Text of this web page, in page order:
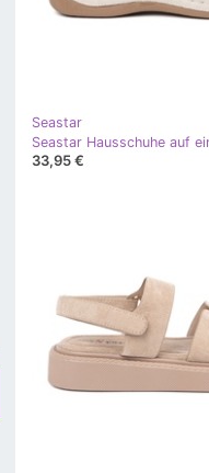
Seastar
33,95 €